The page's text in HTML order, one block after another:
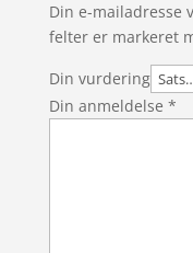
Din e-mailadresse
felter er markeret
Din vurdering
Din anmeldelse *